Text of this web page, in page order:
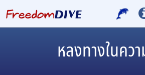
หลงทางในคว